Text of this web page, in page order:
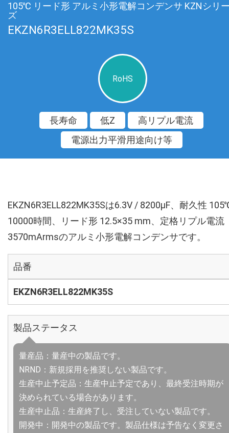
105℃ リード形 アルミ小形電解コンデンサ KZNシリ
ズ
EKZN6R3ELL822MK35S
RoHS
長寿命 低Z
高リプル電流
電源出力平滑用途向け等
EKZN6R3ELL822MK35Sは6.3V / 8200µF、耐久性
10000時間、リード形 12.5×35 mm、定格リプル電流
3570mArmsのアルミ小形電解コンデンサです。
品番
EKZN6R3ELL822MK35S
製品ステータス
量産品：量産中の製品です。
NRND：新規採用を推奨しない製品です。
生産中止予定品：生産中止予定であり、最終受注時期が
決められている場合があります。
生産中止品：生産終了し、受注していない製品です。
開発中：開発中の製品です。製品仕様は予告なく変更さ